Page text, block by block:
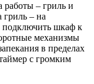
работы – гриль и
гриль – на
подключить шкаф к
механизмы
в пределах
с громким